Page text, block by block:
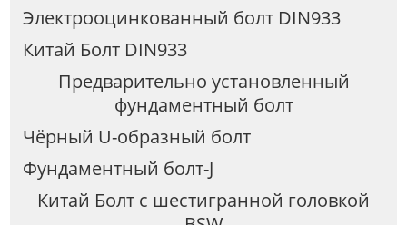
Электрооцинкованный болт DIN933
Китай Болт DIN933
Предварительно установленный
фундаментный болт
Чёрный U-образный болт
Фундаментный болт-J
Китай Болт с шестигранной головкой